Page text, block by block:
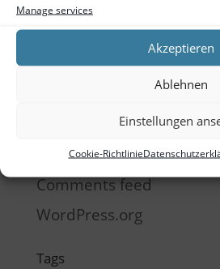
Manage services
Akzeptieren
Ablehnen
Einstellungen
Cookie-Richtlinie
Schulung
Entries feed
Comments feed
WordPress.org
Tags